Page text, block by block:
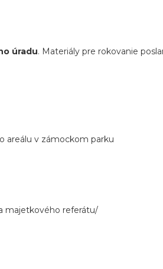
úradu. Materiály pre rokovanie
areálu v zámockom parku
majetkového referátu/